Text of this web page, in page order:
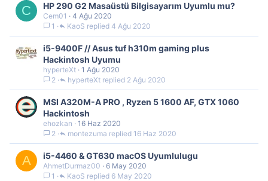
C HP 290 G2 Masaüstü Bilgisayarım Uyumlu mu?
Cem01
4 Ağu 2020
1
4 Ağu 2020
KaoS
i5-9400F // Asus tuf h310m gaming plus
Hackintosh Uyumu
hyperteXt 1 Ağu 2020
2
2 Ağu 2020
hyperteXt
MSI A320M-A PRO , Ryzen 5 1600 AF, GTX 1060
Hackintosh
ehozkan
16 Haz 2020
2
16 Haz 2020
montezuma
A i5-4460 & GT630 macOS Uyumlulugu
AhmetDurmaz00
6 May 2020
1
6 May 2020
KaoS